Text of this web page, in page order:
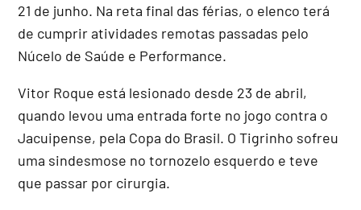
21 de junho. Na reta final das férias, o elenco terá
de cumprir atividades remotas passadas pelo
Núcelo de Saúde e Performance.
Vitor Roque está lesionado desde 23 de abril,
quando levou uma entrada forte no jogo contra o
Jacuipense, pela Copa do Brasil. O Tigrinho sofreu
uma sindesmose no tornozelo esquerdo e teve
que passar por cirurgia.